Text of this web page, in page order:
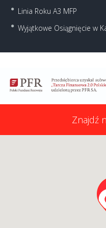
Linia Roku A3 MFP
Wyjątkowe Osiągnięcie w
Znajdź